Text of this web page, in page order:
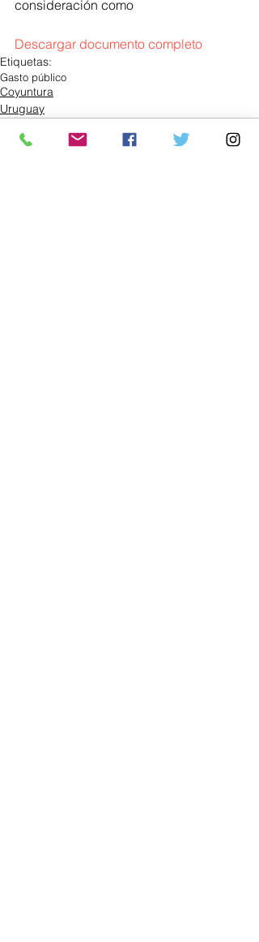
consideración como
Descargar documento completo
Etiquetas:
Gasto público
Coyuntura
Uruguay